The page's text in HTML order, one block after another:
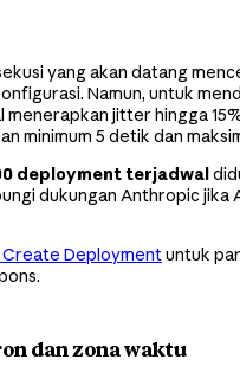
yang akan datang
Namun, untuk
menerapkan jitter hingga
minimum 5 detik dan
deployment terjadwal
dukungan Anthropic jika
Deploymentuntuk
dan zona waktu